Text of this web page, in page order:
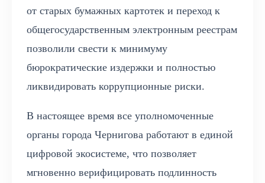
от старых бумажных картотек и переход к
общегосударственным электронным реестрам
позволили свести к минимуму
бюрократические издержки и полностью
ликвидировать коррупционные риски.
В настоящее время все уполномоченные
органы города Чернигова работают в единой
цифровой экосистеме, что позволяет
мгновенно верифицировать подлинность